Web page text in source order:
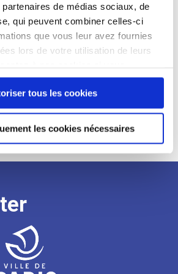
de médias sociaux, de
qui peuvent combiner celles-ci
que vous leur avez fournies
lors de votre utilisation de leurs
site Web.
tous les cookies
les cookies nécessaires